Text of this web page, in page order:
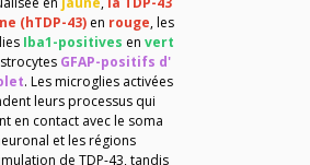
(hTDP-43) en rouge,les
Iba1-positives en vert
GFAP-positifs d'
. Les microglies activées
leurs processus qui
en contact avec le soma
et les régions
de TDP-43, tandis